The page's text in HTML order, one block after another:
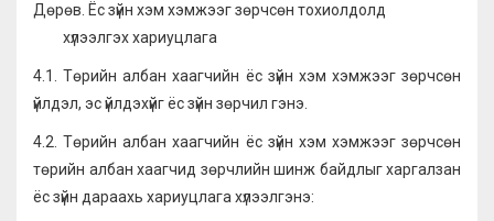
Дөрөв. Ёс зүйн хэм хэмжээг зөрчсөн тохиолдолд
хүлээлгэх хариуцлага
4.1. Төрийн албан хаагчийн ёс зүйн хэм хэмжээг зөрчсөн
үйлдэл, эс үйлдэхүйг ёс зүйн зөрчил гэнэ.
4.2. Төрийн албан хаагчийн ёс зүйн хэм хэмжээг зөрчсөн
төрийн албан хаагчид зөрчлийн шинж байдлыг харгалзан
ёс зүйн дараахь хариуцлага хүлээлгэнэ: